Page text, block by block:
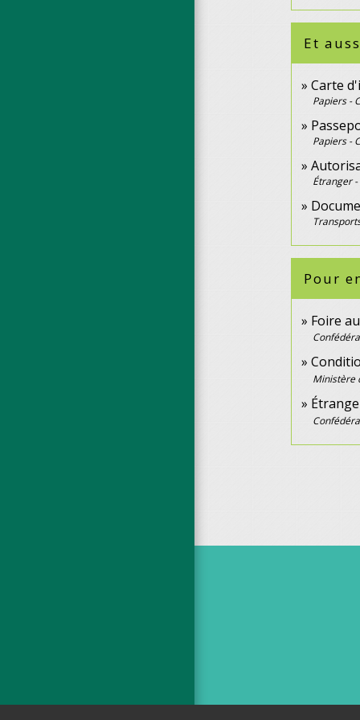
Et
Carte
Papiers -
Papiers -
Étranger
Pour
Foire
Ministère